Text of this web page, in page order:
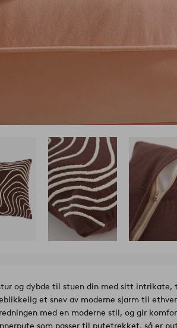
og dybde til stuen din med sitt
et snev av moderne sjarm til
med en moderne stil, og gir
som passer til putetrekket, så er